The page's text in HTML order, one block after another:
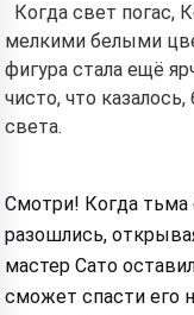
Когда свет погас,
мелкими белыми
фигура стала ещё
чисто, что
света.
Смотри! Когда тьма
разошлись,
мастер Сато
сможет спасти его